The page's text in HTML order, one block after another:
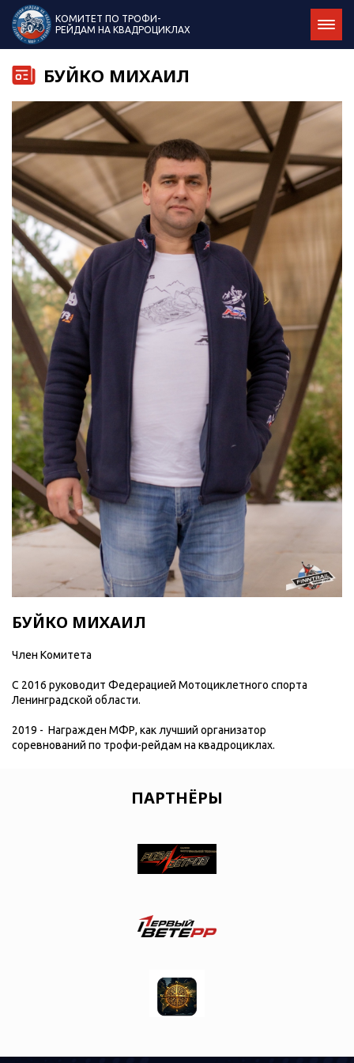
КОМИТЕТ ПО ТРОФИ-
РЕЙДАМ НА КВАДРОЦИКЛАХ
БУЙКО МИХАИЛ
БУЙКО МИХАИЛ
Член Комитета
C 2016 руководит Федерацией Мотоциклетного спорта
Ленинградской области.
2019 - Награжден МФР, как лучший организатор
соревнований по трофи-рейдам на квадроциклах.
ПАРТНЁРЫ